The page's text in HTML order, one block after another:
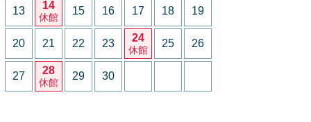
13 14
休館
15 16 17 18 19
20 21 22 23 24
休館
25 26
27 28
休館
29 30